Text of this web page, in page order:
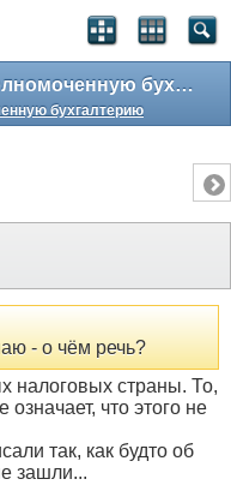
без рекламы
Сдача отчетности через Уполномоченную бухгалтерию
бухгалтерию
- о чём речь?
налоговых страны. То,
что этого не
так, как будто об
зашли...